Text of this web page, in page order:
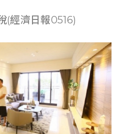
(經濟日報0516)